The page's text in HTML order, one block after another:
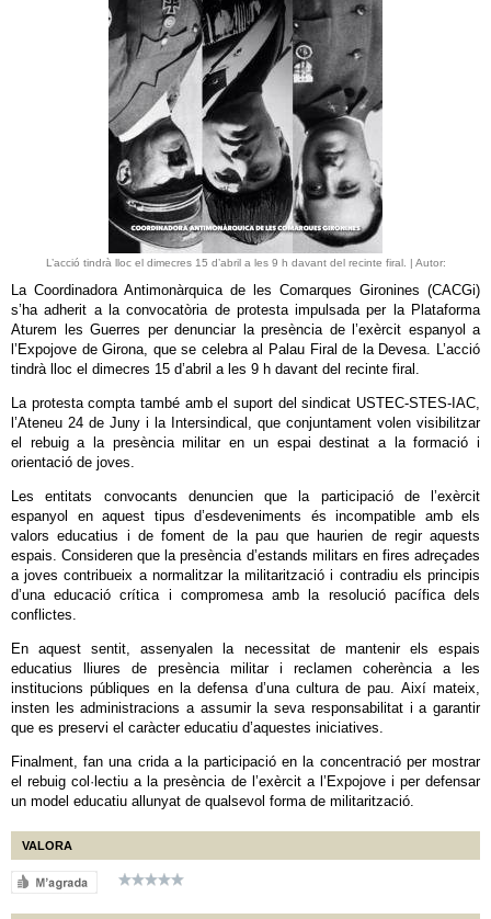
L’acció tindrà lloc el dimecres 15 d’abril a les 9 h davant del recinte firal. | Autor:
La Coordinadora Antimonàrquica de les Comarques Gironines (CACGi)
s’ha adherit a la convocatòria de protesta impulsada per la Plataforma
Aturem les Guerres per denunciar la presència de l’exèrcit espanyol a
l’Expojove de Girona, que se celebra al Palau Firal de la Devesa. L’acció
tindrà lloc el dimecres 15 d’abril a les 9 h davant del recinte firal.
La protesta compta també amb el suport del sindicat USTEC-STES-IAC,
l’Ateneu 24 de Juny i la Intersindical, que conjuntament volen visibilitzar
el rebuig a la presència militar en un espai destinat a la formació i
orientació de joves.
Les entitats convocants denuncien que la participació de l’exèrcit
espanyol en aquest tipus d’esdeveniments és incompatible amb els
valors educatius i de foment de la pau que haurien de regir aquests
espais. Consideren que la presència d’estands militars en fires adreçades
a joves contribueix a normalitzar la militarització i contradiu els principis
d’una educació crítica i compromesa amb la resolució pacífica dels
conflictes.
En aquest sentit, assenyalen la necessitat de mantenir els espais
educatius lliures de presència militar i reclamen coherència a les
institucions públiques en la defensa d’una cultura de pau. Així mateix,
insten les administracions a assumir la seva responsabilitat i a garantir
que es preservi el caràcter educatiu d’aquestes iniciatives.
Finalment, fan una crida a la participació en la concentració per mostrar
el rebuig col·lectiu a la presència de l’exèrcit a l’Expojove i per defensar
un model educatiu allunyat de qualsevol forma de militarització.
VALORA